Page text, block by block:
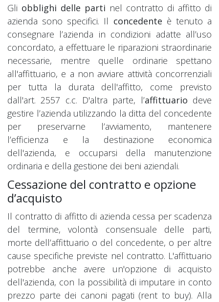
Gli obblighi delle parti nel contratto di affitto di
azienda sono specifici. Il concedente è tenuto a
consegnare l’azienda in condizioni adatte all’uso
concordato, a effettuare le riparazioni straordinarie
necessarie, mentre quelle ordinarie spettano
all'affittuario, e a non avviare attività concorrenziali
per tutta la durata dell'affitto, come previsto
dall'art. 2557 c.c. D'altra parte, l’affittuario deve
gestire l’azienda utilizzando la ditta del concedente
per preservarne l’avviamento, mantenere
l’efficienza e la destinazione economica
dell'azienda, e occuparsi della manutenzione
ordinaria e della gestione dei beni aziendali.
Cessazione del contratto e opzione
d’acquisto
Il contratto di affitto di azienda cessa per scadenza
del termine, volontà consensuale delle parti,
morte dell’affittuario o del concedente, o per altre
cause specifiche previste nel contratto. L'affittuario
potrebbe anche avere un'opzione di acquisto
dell'azienda, con la possibilità di imputare in conto
prezzo parte dei canoni pagati (rent to buy). Alla